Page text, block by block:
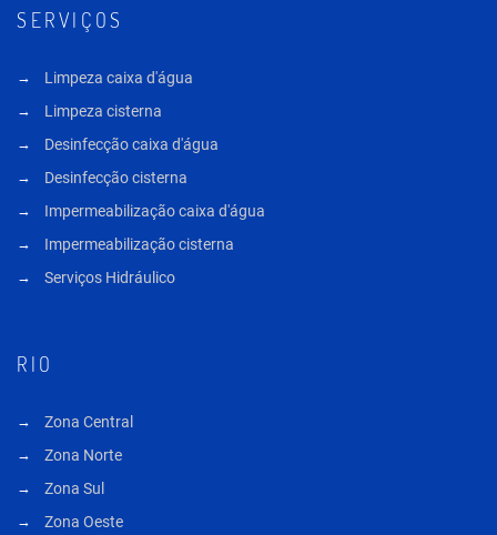
SERVIÇOS
Limpeza caixa d'água
Limpeza cisterna
Desinfecção caixa d'água
Desinfecção cisterna
Impermeabilização caixa d'água
Impermeabilização cisterna
Serviços Hidráulico
RIO
Zona Central
Zona Norte
Zona Sul
Zona Oeste